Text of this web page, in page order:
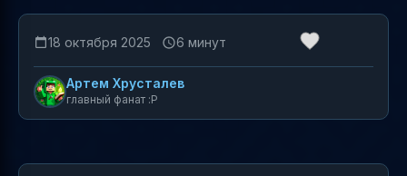
18 октября 2025 6 минут
Артем Хрусталев
главный фанат :P